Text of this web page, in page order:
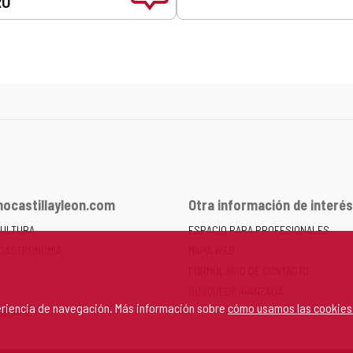
de navegación. Más información sobre cómo usamos las
Otra información de interés
ESPACIO PARA PROFESIONALES